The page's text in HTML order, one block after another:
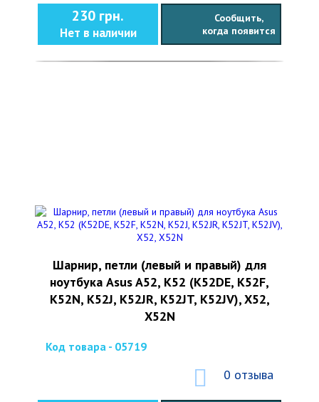
230 грн.
Нет в наличии
Сообщить,
когда появится
Шарнир, петли (левый и правый) для
ноутбука Asus A52, K52 (K52DE, K52F,
K52N, K52J, K52JR, K52JT, K52JV), X52,
X52N
Код товара - 05719
0 отзыва